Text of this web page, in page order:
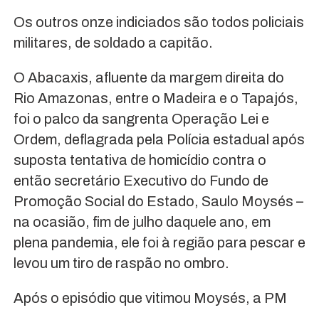
Os outros onze indiciados são todos policiais
militares, de soldado a capitão.
O Abacaxis, afluente da margem direita do
Rio Amazonas, entre o Madeira e o Tapajós,
foi o palco da sangrenta Operação Lei e
Ordem, deflagrada pela Polícia estadual após
suposta tentativa de homicídio contra o
então secretário Executivo do Fundo de
Promoção Social do Estado, Saulo Moysés –
na ocasião, fim de julho daquele ano, em
plena pandemia, ele foi à região para pescar e
levou um tiro de raspão no ombro.
Após o episódio que vitimou Moysés, a PM